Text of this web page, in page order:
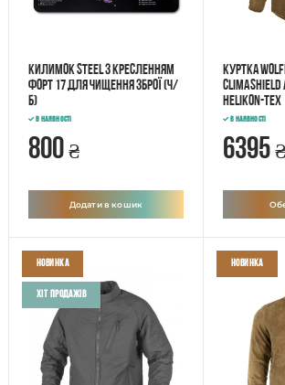
Килимок STEEL з кресленням
ФОРТ 17 для чищення зброї (ч/
б)
В наявності
800 ₴
Додати в кошик
Куртка
Climashield
Helikon-Tex
В наявності
6395 ₴
Новинка
Хіт продажів
Новинка